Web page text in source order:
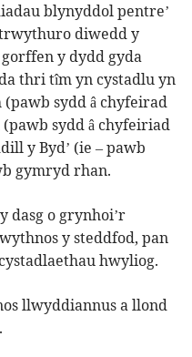
blynyddol pentre’
diwedd y
y dydd gyda
thri tîm yn cystadlu yn
sydd â chyfeirad
sydd â chyfeiriad
y Byd’ (ie – pawb
gymryd rhan.
dasg o grynhoi’r
y steddfod, pan
hwyliog.
llwyddiannus a llond